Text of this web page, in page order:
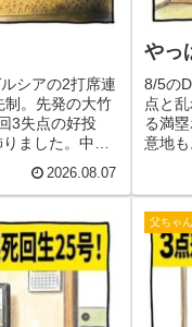
シアの2打席連
制。先発の大竹
3失点の好投
ました。中盤
髙橋宏も展望。
2026.08.07
やっ
8/5の
点と
る満
意地
父ちゃ